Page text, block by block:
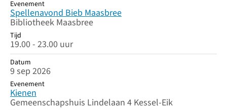
Evenement
Spellenavond Bieb Maasbree
Bibliotheek Maasbree
Tijd
19.00 - 23.00 uur
Datum
9 sep 2026
Evenement
Kienen
Gemeenschapshuis Lindelaan 4 Kessel-Eik